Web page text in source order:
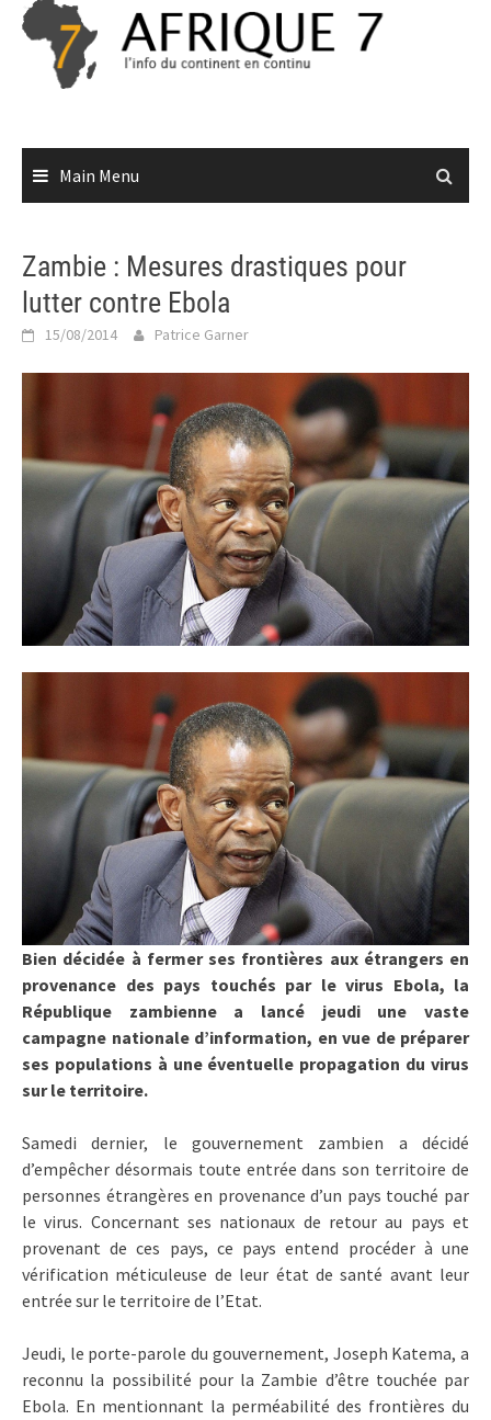
Skip
content
Main Menu
Zambie : Mesures drastiques pour
lutter contre Ebola
15/08/2014 Patrice Garner
Bien décidée à fermer ses frontières aux étrangers en
provenance des pays touchés par le virus Ebola, la
République zambienne a lancé jeudi une vaste
campagne nationale d’information, en vue de préparer
ses populations à une éventuelle propagation du virus
sur le territoire.
Samedi dernier, le gouvernement zambien a décidé
d’empêcher désormais toute entrée dans son territoire de
personnes étrangères en provenance d’un pays touché par
le virus. Concernant ses nationaux de retour au pays et
provenant de ces pays, ce pays entend procéder à une
vérification méticuleuse de leur état de santé avant leur
entrée sur le territoire de l’Etat.
Jeudi, le porte-parole du gouvernement, Joseph Katema, a
reconnu la possibilité pour la Zambie d’être touchée par
Ebola. En mentionnant la perméabilité des frontières du